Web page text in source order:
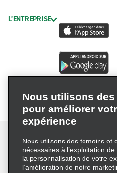
L’ENTREPRISE
Conditions d’utilisation
Nous utilisons
pour améliorer
expérience
Nous utilisons des témoins et
nécessaires à l’exploitation
la personnalisation de votre
l’amélioration de notre